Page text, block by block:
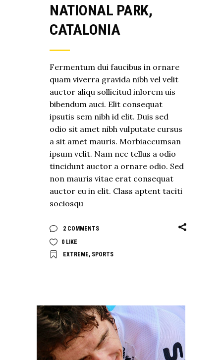
NATIONAL PARK,
CATALONIA
Fermentum dui faucibus in ornare
quam viverra gravida nibh vel velit
auctor aliqu sollicitud inlorem uis
bibendum auci. Elit consequat
ipsutis sem nibh id elit. Duis sed
odio sit amet nibh vulputate cursus
a sit amet mauris. Morbiaccumsan
ipsum velit. Nam nec tellus a odio
tincidunt auctor a ornare odio. Sed
non mauris vitae erat consequat
auctor eu in elit. Class aptent taciti
sociosqu
2 COMMENTS
0 LIKE
EXTREME, SPORTS